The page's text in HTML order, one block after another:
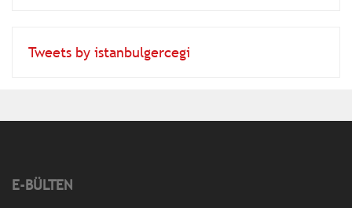
Tweets by istanbulgercegi
E-BÜLTEN